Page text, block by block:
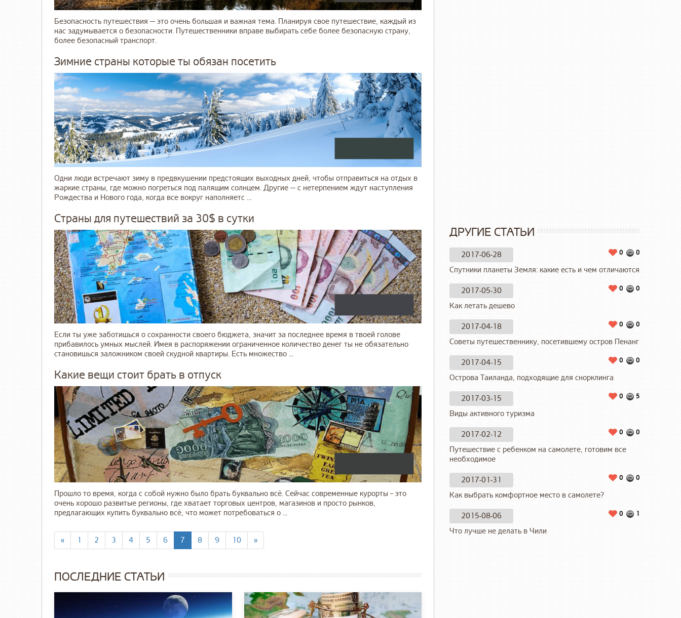
Безопасность путешествия — это очень большая и важная тема. Планируя свое путешествие, каждый из
нас задумывается о безопасности. Путешественники вправе выбирать себе более безопасную страну,
более безопасный транспорт.
Зимние страны которые ты обязан посетить
Одни люди встречают зиму в предвкушении предстоящих выходных дней, чтобы отправиться на отдых в
жаркие страны, где можно погреться под палящим солнцем. Другие — с нетерпением ждут наступления
Рождества и Нового года, когда все вокруг наполняетс ...
Страны для путешествий за 30$ в сутки
Если ты уже заботишься о сохранности своего бюджета, значит за последнее время в твоей голове
прибавилось умных мыслей. Имея в распоряжении ограниченное количество денег ты не обязательно
становишься заложником своей скудной квартиры. Есть множество ...
Какие вещи стоит брать в отпуск
Прошло то время, когда с собой нужно было брать буквально всё. Сейчас современные курорты – это
очень хорошо развитые регионы, где хватает торговых центров, магазинов и просто рынков,
предлагающих купить буквально всё, что может потребоваться о ...
« 1 2 3 4 5 6 7 8 9 10 »
ПОСЛЕДНИЕ СТАТЬИ
ДРУГИЕ СТАТЬИ
2017-06-28 0
0
Спутники планеты Земля: какие есть и чем отличаются
2017-05-30 0
0
Как летать дешево
2017-04-18 0
0
Советы путешественнику, посетившему остров Пенанг
2017-04-15 0
0
Острова Таиланда, подходящие для снорклинга
2017-03-15 5
0
Виды активного туризма
2017-02-12 0
0
Путешествие с ребенком на самолете, готовим все
необходимое
2017-01-31 0
0
Как выбрать комфортное место в самолете?
2015-08-06 1
0
Что лучше не делать в Чили